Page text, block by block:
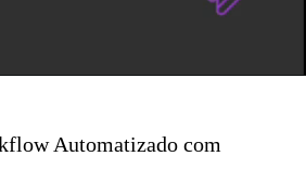
Automatizado com